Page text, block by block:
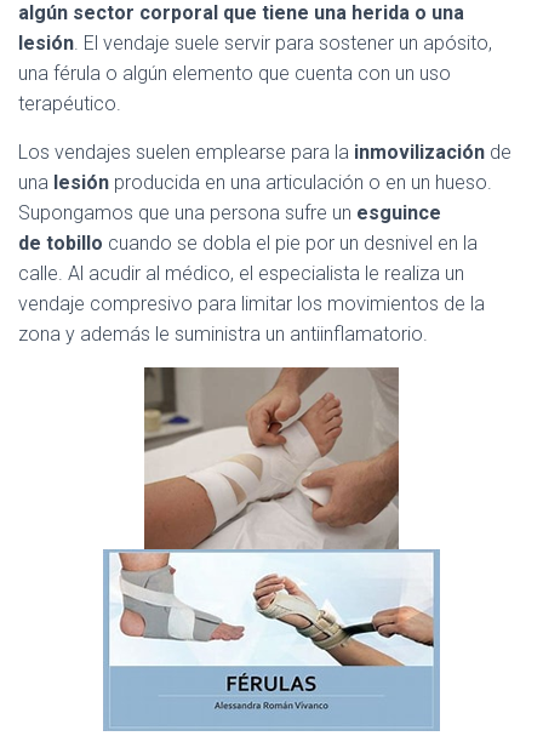
algún sector corporal que tiene una herida o una
lesión. El vendaje suele servir para sostener un apósito,
una férula o algún elemento que cuenta con un uso
terapéutico.
Los vendajes suelen emplearse para la inmovilización de
una lesión producida en una articulación o en un hueso.
Supongamos que una persona sufre un esguince
de tobillo cuando se dobla el pie por un desnivel en la
calle. Al acudir al médico, el especialista le realiza un
vendaje compresivo para limitar los movimientos de la
zona y además le suministra un antiinflamatorio.